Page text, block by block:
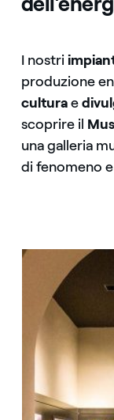
I nostri
produzione
culturae
scoprire il
una galleria
di fenomeno